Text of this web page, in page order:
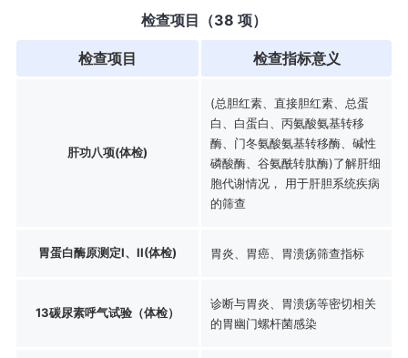
检查项目（38 项）
检查项目 检查指标意义
肝功八项(体检)
(总胆红素、直接胆红素、总蛋
白、白蛋白、丙氨酸氨基转移
酶、门冬氨酸氨基转移酶、碱性
磷酸酶、谷氨酰转肽酶)了解肝细
胞代谢情况， 用于肝胆系统疾病
的筛查
胃蛋白酶原测定I、II(体检) 胃炎、胃癌、胃溃疡筛查指标
13碳尿素呼气试验（体检）
诊断与胃炎、胃溃疡等密切相关
的胃幽门螺杆菌感染